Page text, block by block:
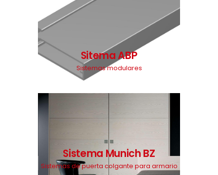
Sitema ABP
Sistemas modulares
Sistema Munich BZ
Sistemas de puerta colgante para armario